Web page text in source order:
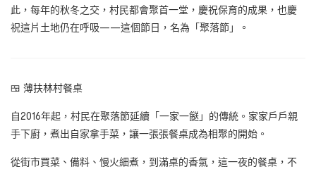
此，每年的秋冬之交，村民都會聚首一堂，慶祝保育的成果，也慶
祝這片土地仍在呼吸——這個節日，名為「聚落節」。
🍱 薄扶林村餐桌
自2016年起，村民在聚落節延續「一家一餸」的傳統。家家戶戶親
手下廚，煮出自家拿手菜，讓一張張餐桌成為相聚的開始。
從街市買菜、備料、慢火細煮，到滿桌的香氣，這一夜的餐桌，不